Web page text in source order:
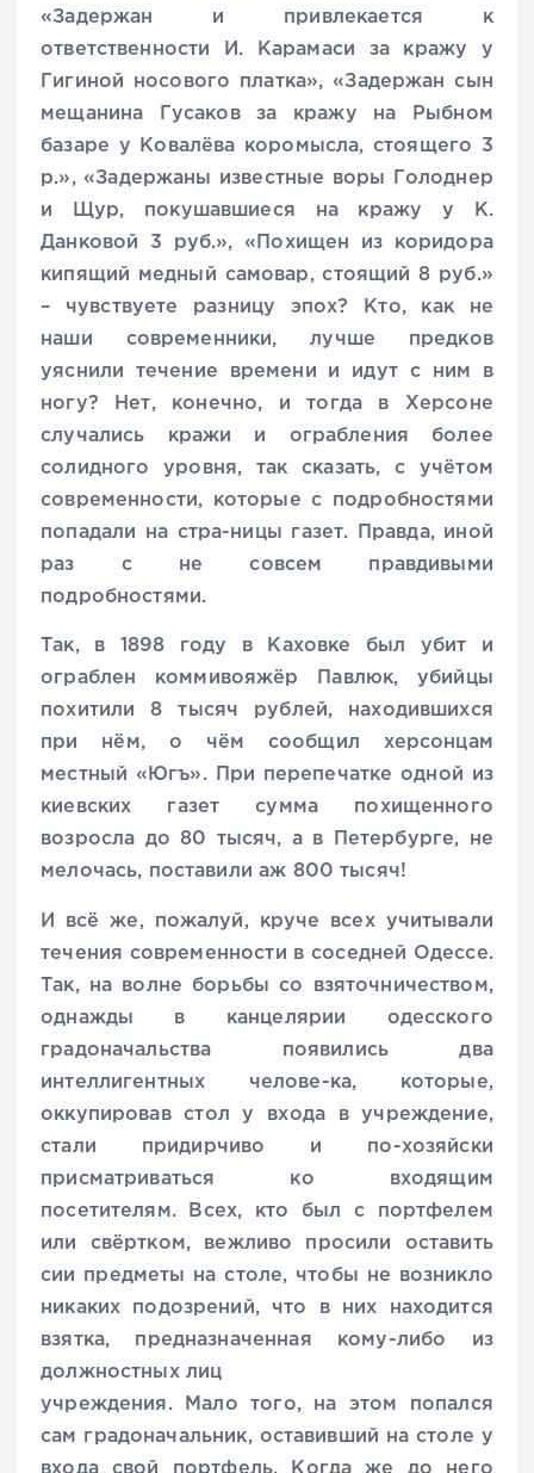
«Задержан и привлекается к
ответственности И. Карамаси за кражу у
Гигиной носового платка», «Задержан сын
мещанина Гусаков за кражу на Рыбном
базаре у Ковалёва коромысла, стоящего 3
р.», «Задержаны известные воры Голоднер
и Щур, покушавшиеся на кражу у К.
Данковой 3 руб.», «Похищен из коридора
кипящий медный самовар, стоящий 8 руб.»
– чувствуете разницу эпох? Кто, как не
наши современники, лучше предков
уяснили течение времени и идут с ним в
ногу? Нет, конечно, и тогда в Херсоне
случались кражи и ограбления более
солидного уровня, так сказать, с учётом
современности, которые с подробностями
попадали на стра-ницы газет. Правда, иной
раз с не совсем правдивыми
подробностями.
Так, в 1898 году в Каховке был убит и
ограблен коммивояжёр Павлюк, убийцы
похитили 8 тысяч рублей, находившихся
при нём, о чём сообщил херсонцам
местный «Югъ». При перепечатке одной из
киевских газет сумма похищенного
возросла до 80 тысяч, а в Петербурге, не
мелочась, поставили аж 800 тысяч!
И всё же, пожалуй, круче всех учитывали
течения современности в соседней Одессе.
Так, на волне борьбы со взяточничеством,
однажды в канцелярии одесского
градоначальства появились два
интеллигентных челове-ка, которые,
оккупировав стол у входа в учреждение,
стали придирчиво и по-хозяйски
присматриваться ко входящим
посетителям. Всех, кто был с портфелем
или свёртком, вежливо просили оставить
сии предметы на столе, чтобы не возникло
никаких подозрений, что в них находится
взятка, предназначенная кому-либо из
должностных лиц
учреждения. Мало того, на этом попался
сам градоначальник, оставивший на столе у
входа свой портфель. Когда же до него